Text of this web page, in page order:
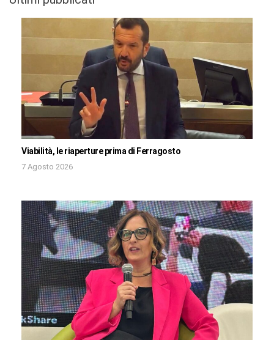
Viabilità, le riaperture prima di Ferragosto
7 Agosto 2026